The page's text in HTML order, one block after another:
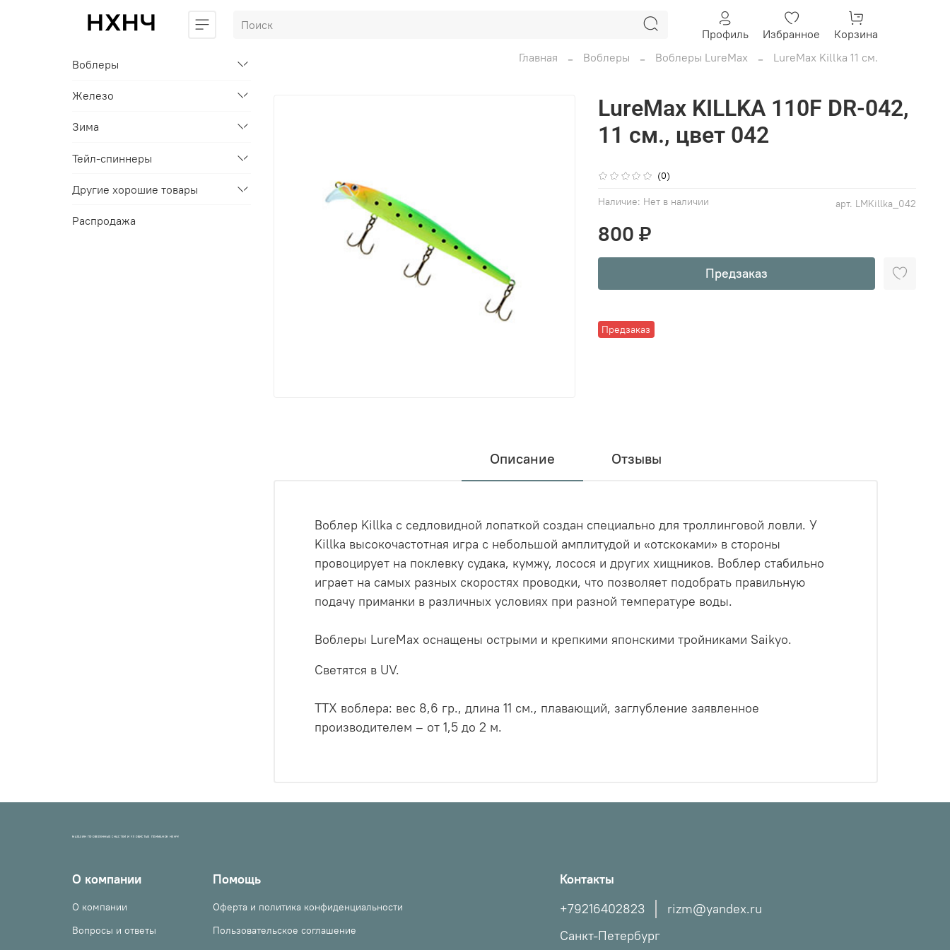
Профиль Избранное
Корзина
Главная
Воблеры Воблеры LureMax LureMax Killka 11 см.
(0)
арт. LMKillka_042
Наличие: Нет в наличии
Предзаказ
LureMax KILLKA 110F DR-042,
11 см., цвет 042
800 ₽
Предзаказ
Описание Отзывы
Воблер Killka с седловидной лопаткой создан специально для троллинговой ловли. У
Killka высокочастотная игра с небольшой амплитудой и «отскоками» в стороны
провоцирует на поклевку судака, кумжу, лосося и других хищников. Воблер стабильно
играет на самых разных скоростях проводки, что позволяет подобрать правильную
подачу приманки в различных условиях при разной температуре воды.
Воблеры LureMax оснащены острыми и крепкими японскими тройниками Saikyo.
Светятся в UV.
ТТХ воблера: вес 8,6 гр., длина 11 см., плавающий, заглубление заявленное
производителем – от 1,5 до 2 м.
Воблеры
Железо
Зима
Тейл-спиннеры
Другие хорошие товары
Распродажа
МАГАЗИН ПРОВЕРЕННЫХ СНАСТЕЙ И УЛОВИСТЫХ ПРИМАНОК НХНЧ!
О компании
О компании
Вопросы и ответы
Помощь
Оферта и политика конфиденциальности
Пользовательское соглашение
Контакты
+79216402823
rizm@yandex.ru
Санкт-Петербург